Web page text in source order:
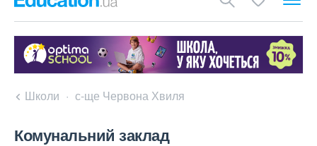
Школи с-ще Червона Хвиля
Комунальний заклад